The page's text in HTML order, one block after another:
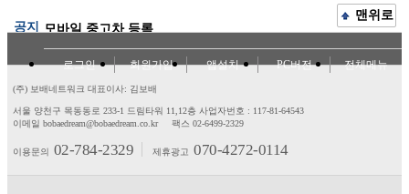
공지 모바일 중고차 등록
맨위로
로그인 회원가입 앱설치 PC버전 전체메뉴
(주) 보배네트워크 대표이사: 김보배
서울 양천구 목동동로 233-1 드림타워 11,12층 사업자번호 : 117-81-64543
이메일 bobaedream@bobaedream.co.kr
팩스 02-6499-2329
이용문의 02-784-2329 제휴광고 070-4272-0114